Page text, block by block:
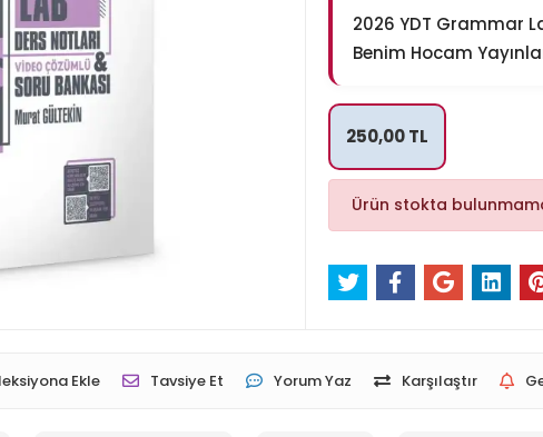
2026 YDT Grammar
Benim Hocam
250,00 TL
Ürün stokta
Ekle Tavsiye Et Yorum Yaz Karşılaştır